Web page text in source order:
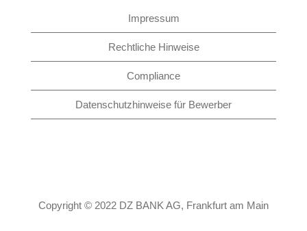
Impressum
Rechtliche Hinweise
Compliance
Datenschutzhinweise für Bewerber
Copyright © 2022 DZ BANK AG, Frankfurt am Main